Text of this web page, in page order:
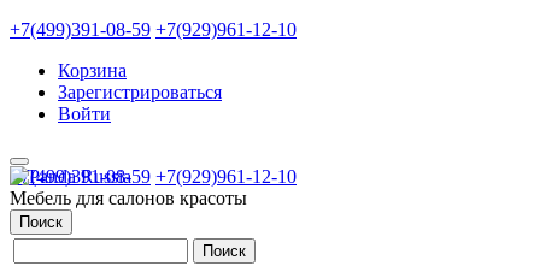
+7(499)391-08-59 +7(929)961-12-10
Корзина
Зарегистрироваться
Войти
+7(499)391-08-59 +7(929)961-12-10
Мебель для салонов красоты
Поиск